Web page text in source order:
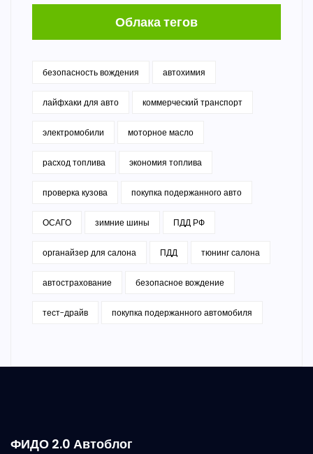
Облака тегов
безопасность вождения автохимия
лайфхаки для авто коммерческий транспорт
электромобили моторное масло
расход топлива экономия топлива
проверка кузова покупка подержанного авто
ОСАГО зимние шины ПДД РФ
органайзер для салона ПДД тюнинг салона
автострахование безопасное вождение
тест-драйв покупка подержанного автомобиля
ФИДО 2.0 Автоблог